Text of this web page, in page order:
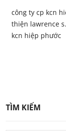
TÌM KIẾM
công ty cp kcn
thiện lawrence
kcn hiệp phước